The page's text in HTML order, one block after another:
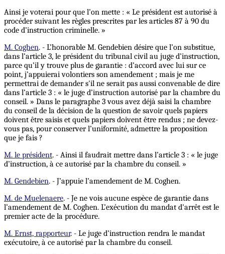
Ainsi je voterai pour que l’on mette : « Le président est autorisé à
procéder suivant les règles prescrites par les articles 87 à 90 du
code d’instruction criminelle. »
M. Coghen. - L’honorable M. Gendebien désire que l’on substitue,
dans l’article 3, le président du tribunal civil au juge d’instruction,
parce qu’il y trouve plus de garantie : d’accord avec lui sur ce
point, j’appuierai volontiers son amendement ; mais je me
permettrai de demander s'il ne serait pas aussi convenable de dire
dans l’article 3 : « le juge d’instruction autorisé par la chambre du
conseil. » Dans le paragraphe 3 vous avez déjà saisi la chambre
du conseil de la décision de la question de savoir quels papiers
doivent être saisis et quels papiers doivent être rendus ; ne devez-
vous pas, pour conserver l’uniformité, admettre la proposition
que je fais ?
M. le président. - Ainsi il faudrait mettre dans l’article 3 : « le juge
d’instruction, à ce autorisé par la chambre du conseil. »
M. Gendebien. - J’appuie l’amendement de M. Coghen.
M. de Muelenaere. - Je ne vois aucune espèce de garantie dans
l’amendement de M. Coghen. L’exécution du mandat d'arrêt est le
premier acte de la procédure.
M. Ernst, rapporteur. - Le juge d’instruction rendra le mandat
exécutoire, à ce autorisé par la chambre du conseil.